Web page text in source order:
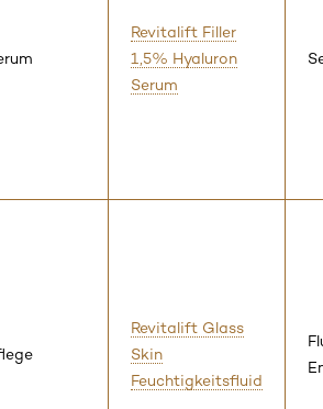
Revitalift Filler
1,5% Hyaluron
Serum
Revitalift Glass
Skin
Feuchtigkeitsfluid